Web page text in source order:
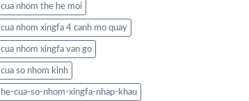
cua nhom the he moi
cua nhom xingfa 4 canh mo quay
cua nhom xingfa van go
cua so nhom kinh
he-cua-so-nhom-xingfa-nhap-khau